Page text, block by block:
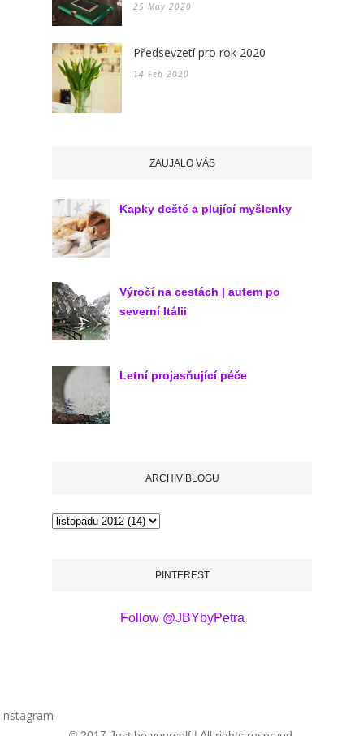
25 May 2020
Předsevzetí pro rok 2020
14 Feb 2020
ZAUJALO VÁS
Kapky deště a plující myšlenky
Výročí na cestách | autem po
severní Itálii
Letní projasňující péče
ARCHIV BLOGU
PINTEREST
Follow @JBYbyPetra
Instagram